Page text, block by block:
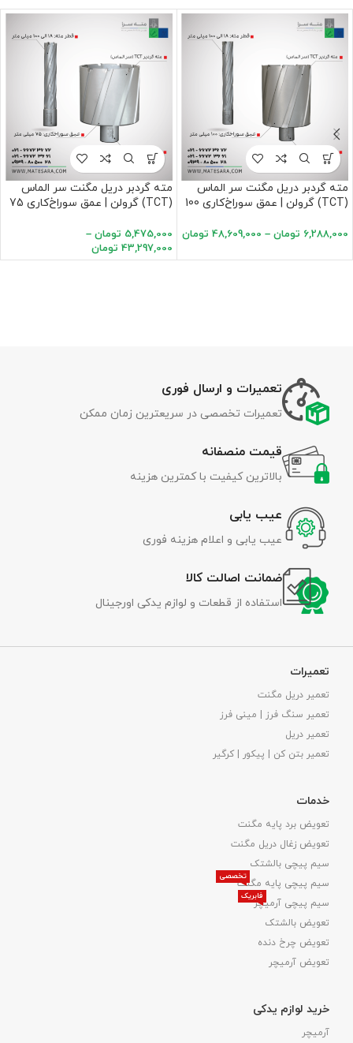
مته گردبر دریل مگنت سر الماس
(TCT) گرولن | عمق سوراخ‌کاری 100
6,288,000 تومان –
48,609,000 تومان
مته گردبر دریل مگنت سر الماس
(TCT) گرولن | عمق سوراخ‌کاری 75
5,475,000 تومان –
43,297,000 تومان
تعمیرات و ارسال فوری
تعمیرات تخصصی در سریعترین زمان ممکن
قیمت منصفانه
بالاترین کیفیت با کمترین هزینه
عیب یابی
عیب یابی و اعلام هزینه فوری
ضمانت اصالت کالا
استفاده از قطعات و لوازم یدکی اورجینال
تعمیرات
تعمیر دریل مگنت
تعمیر سنگ فرز | مینی فرز
تعمیر دریل
تعمیر بتن کن | پیکور | کرگیر
خدمات
تعویض برد پایه مگنت
تعویض زغال دریل مگنت
سیم پیچی بالشتک
سیم پیچی پایه مگنت
تخصصی
سیم پیچی آرمیچر
فابریک
تعویض بالشتک​
تعویض چرخ دنده
تعویض آرمیچر
خرید لوازم یدکی
آرمیچر